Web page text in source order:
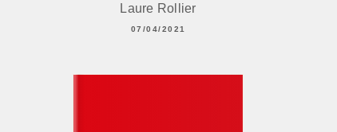
Laure Rollier
07/04/2021